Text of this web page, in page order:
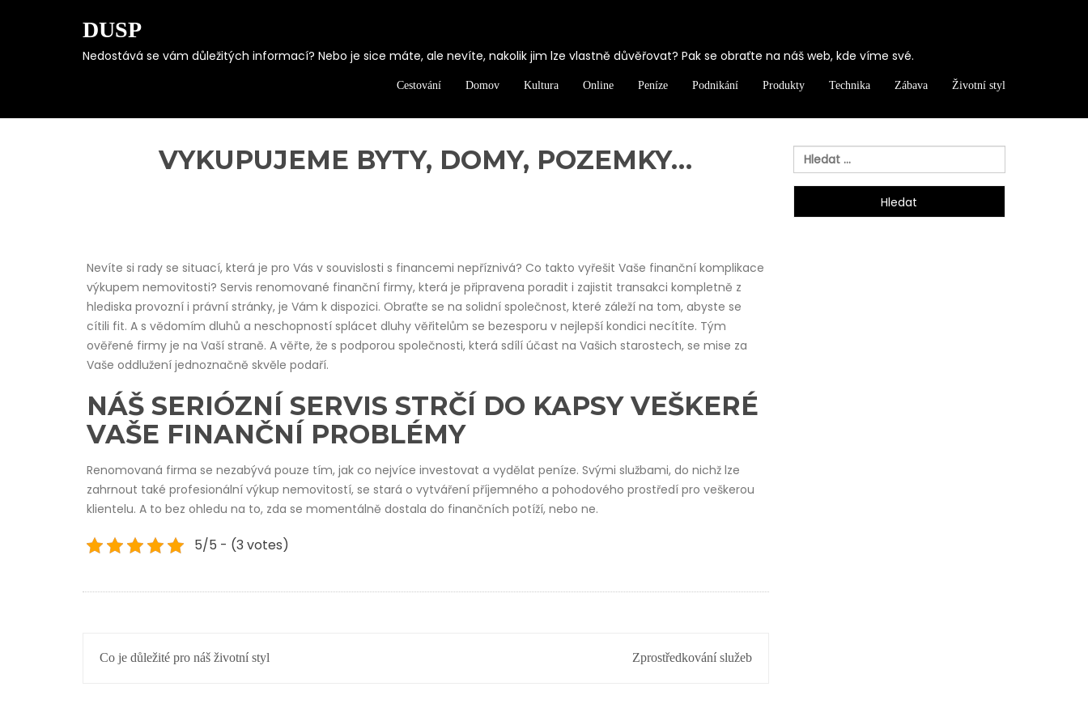
DUSP
Nedostává se vám důležitých informací? Nebo je sice máte, ale nevíte, nakolik jim lze vlastně důvěřovat? Pak se obraťte na náš web, kde víme své.
Cestování Domov Kultura Online Peníze Podnikání Produkty Technika Zábava Životní styl
VYKUPUJEME BYTY, DOMY, POZEMKY…
Nevíte si rady se situací, která je pro Vás v souvislosti s financemi nepříznivá? Co takto vyřešit Vaše finanční komplikace
výkupem nemovitosti? Servis renomované finanční firmy, která je připravena poradit i zajistit transakci kompletně z
hlediska provozní i právní stránky, je Vám k dispozici. Obraťte se na solidní společnost, které záleží na tom, abyste se
cítili fit. A s vědomím dluhů a neschopností splácet dluhy věřitelům se bezesporu v nejlepší kondici necítíte. Tým
ověřené firmy je na Vaší straně. A věřte, že s podporou společnosti, která sdílí účast na Vašich starostech, se mise za
Vaše oddlužení jednoznačně skvěle podaří.
NÁŠ SERIÓZNÍ SERVIS STRČÍ DO KAPSY VEŠKERÉ
VAŠE FINANČNÍ PROBLÉMY
Renomovaná firma se nezabývá pouze tím, jak co nejvíce investovat a vydělat peníze. Svými službami, do nichž lze
zahrnout také profesionální výkup nemovitostí, se stará o vytváření příjemného a pohodového prostředí pro veškerou
klientelu. A to bez ohledu na to, zda se momentálně dostala do finančních potíží, nebo ne.
5/5 - (3 votes)
NAVIGACE
PRO
Co je důležité pro náš životní styl Zprostředkování služeb
Vyhledávání